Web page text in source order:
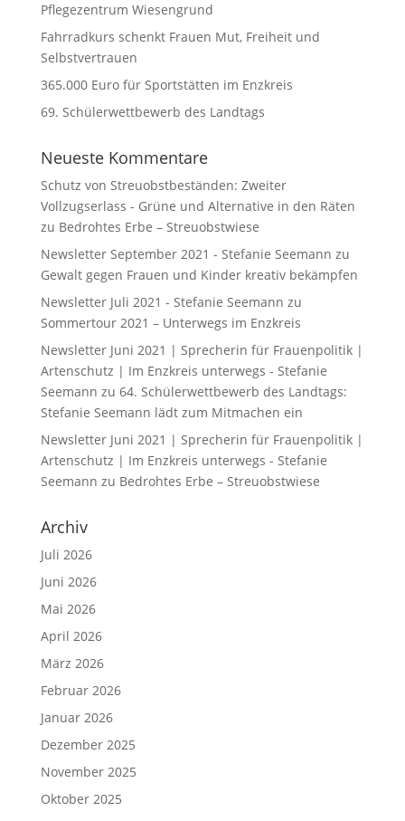
Pflegezentrum Wiesengrund
Fahrradkurs schenkt Frauen Mut, Freiheit und
Selbstvertrauen
365.000 Euro für Sportstätten im Enzkreis
69. Schülerwettbewerb des Landtags
Neueste Kommentare
Schutz von Streuobstbeständen: Zweiter
Vollzugserlass - Grüne und Alternative in den Räten
zu Bedrohtes Erbe – Streuobstwiese
Newsletter September 2021 - Stefanie Seemann zu
Gewalt gegen Frauen und Kinder kreativ bekämpfen
Newsletter Juli 2021 - Stefanie Seemann zu
Sommertour 2021 – Unterwegs im Enzkreis
Newsletter Juni 2021 | Sprecherin für Frauenpolitik |
Artenschutz | Im Enzkreis unterwegs - Stefanie
Seemann zu 64. Schülerwettbewerb des Landtags:
Stefanie Seemann lädt zum Mitmachen ein
Newsletter Juni 2021 | Sprecherin für Frauenpolitik |
Artenschutz | Im Enzkreis unterwegs - Stefanie
Seemann zu Bedrohtes Erbe – Streuobstwiese
Archiv
Juli 2026
Juni 2026
Mai 2026
April 2026
März 2026
Februar 2026
Januar 2026
Dezember 2025
November 2025
Oktober 2025